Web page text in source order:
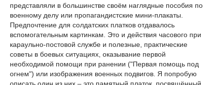
представляли в большинстве своём наглядные пособия по
военному делу или пропагандистские мини-плакаты.
Предпочтение для солдатских платков отдавалось
вспомогательным картинкам. Это и действия часового при
караульно-постовой службе и полезные, практические
советы в боевых ситуациях, оказывание первой
необходимой помощи при ранении ("Первая помощь под
огнем") или изображения военных подвигов. Я попробую
описать один из них – это памятный платок, посвящённый